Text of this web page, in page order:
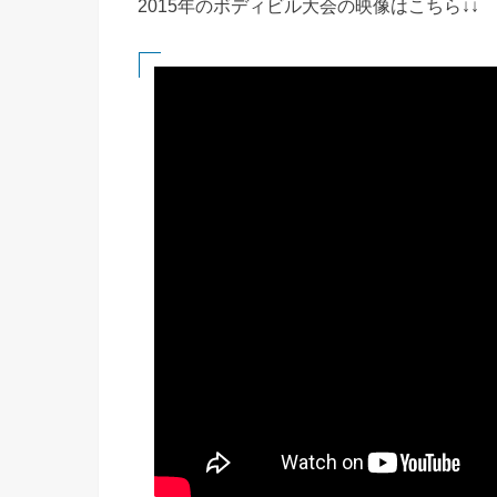
2015年のボディビル大会の映像はこちら↓↓